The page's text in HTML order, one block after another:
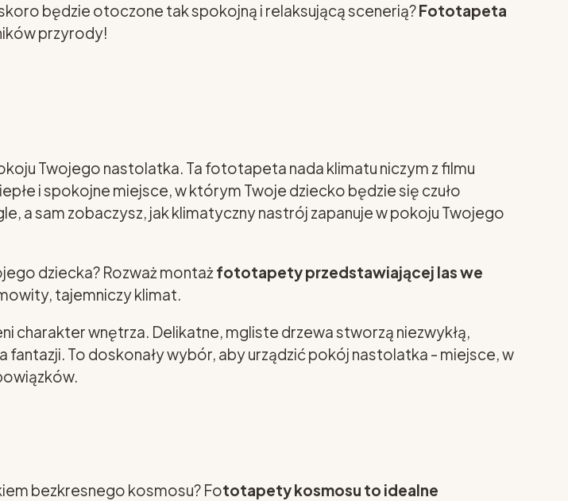
będzie otoczone tak spokojną i relaksującą scenerią?Fototapeta
przyrody!
Twojego nastolatka. Ta fototapeta nada klimatu niczym z filmu
i spokojne miejsce, w którym Twoje dziecko będzie się czuło
sam zobaczysz, jak klimatyczny nastrój zapanuje w pokoju Twojego
dziecka? Rozważ montaż fototapety przedstawiającej las we
tajemniczy klimat.
charakter wnętrza. Delikatne, mgliste drzewa stworzą niezwykłą,
To doskonały wybór, aby urządzić pokój nastolatka - miejsce, w
bezkresnego kosmosu? Fototapety kosmosu to idealne